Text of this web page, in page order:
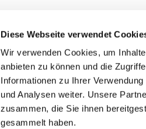
Diese Webseite verwendet
Wir verwenden Cookies, um
anbieten zu können und die
Informationen zu Ihrer
und Analysen weiter. Unsere
zusammen, die Sie ihnen
gesammelt haben.
Pfarrei